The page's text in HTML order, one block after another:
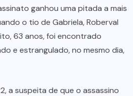
ganhou uma pitada a mais
o tio de Gabriela, Roberval
63 anos, foi encontrado
e estrangulado, no mesmo dia,
a suspeita de que o assassino